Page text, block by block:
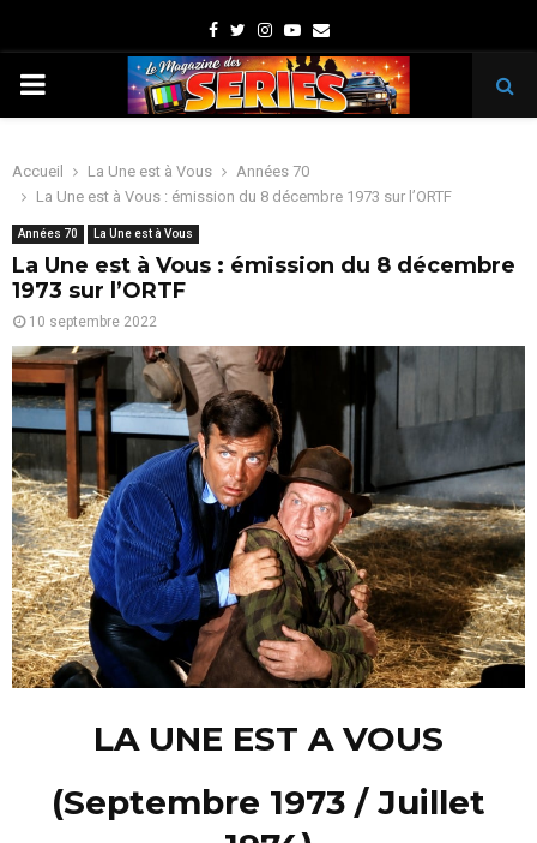
Facebook
TwitterInstagram
Youtube
Email
PRIMARY
Accueil La Une est à Vous
Années 70
La Une est à Vous : émission du 8 décembre 1973 sur l’ORTF
Années 70 La Une est à Vous
La Une est à Vous : émission du 8 décembre
1973 sur l’ORTF
10 septembre 2022
LA UNE EST A VOUS
(Septembre 1973 / Juillet